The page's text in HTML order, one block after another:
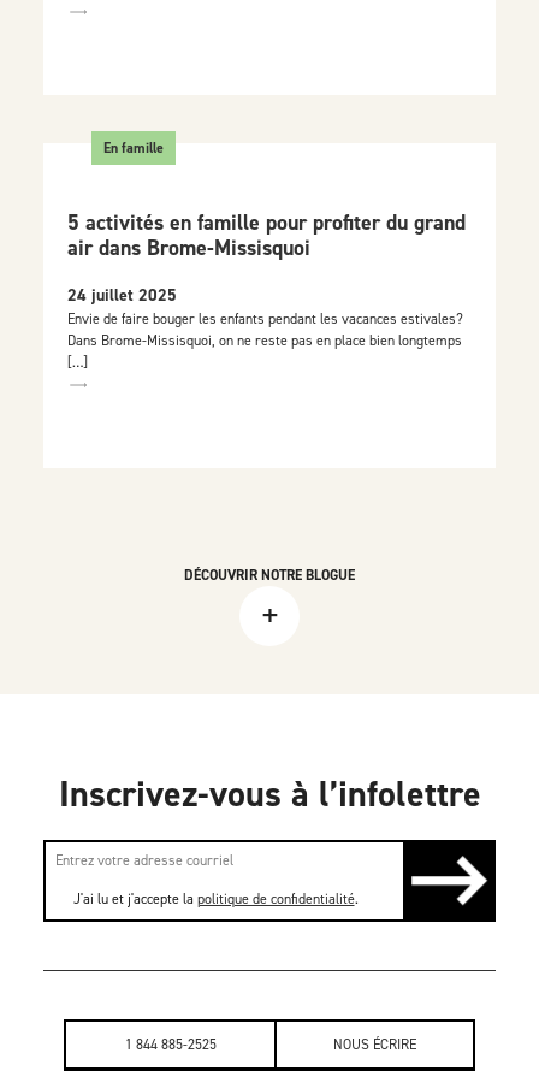
1 844 885-2525 NOUS ÉCRIRE
En famille
5 activités en famille pour profiter du grand
air dans Brome-Missisquoi
24 juillet 2025
Envie de faire bouger les enfants pendant les vacances estivales?
Dans Brome-Missisquoi, on ne reste pas en place bien longtemps
[…]
DÉCOUVRIR NOTRE BLOGUE
+
Inscrivez-vous à l’infolettre
J'ai lu et j'accepte la politique de confidentialité.